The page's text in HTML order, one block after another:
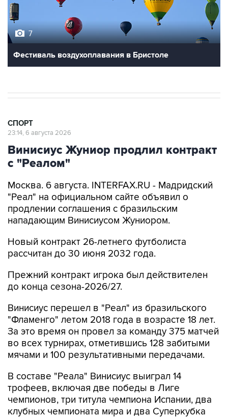
7
Фестиваль воздухоплавания в Бристоле
СПОРТ
23:14, 6 августа 2026
Винисиус Жуниор продлил контракт
с "Реалом"
Москва. 6 августа. INTERFAX.RU - Мадридский
"Реал" на официальном сайте объявил о
продлении соглашения с бразильским
нападающим Винисиусом Жуниором.
Новый контракт 26-летнего футболиста
рассчитан до 30 июня 2032 года.
Прежний контракт игрока был действителен
до конца сезона-2026/27.
Винисиус перешел в "Реал" из бразильского
"Фламенго" летом 2018 года в возрасте 18 лет.
За это время он провел за команду 375 матчей
во всех турнирах, отметившись 128 забитыми
мячами и 100 результативными передачами.
В составе "Реала" Винисиус выиграл 14
трофеев, включая две победы в Лиге
чемпионов, три титула чемпиона Испании, два
клубных чемпионата мира и два Суперкубка